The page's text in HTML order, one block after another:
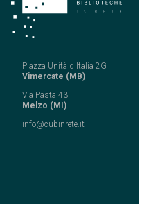
Piazza Unità d'Italia 2G
Vimercate (MB)
Via Pasta 43
Melzo (MI)
info@cubinrete.it